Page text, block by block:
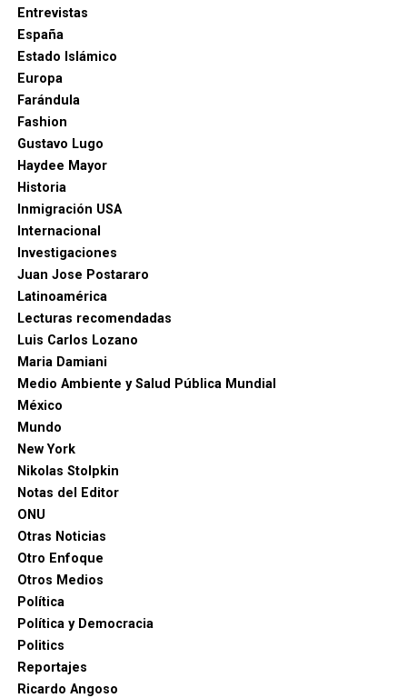
Entrevistas
España
Estado Islámico
Europa
Farándula
Fashion
Gustavo Lugo
Haydee Mayor
Historia
Inmigración USA
Internacional
Investigaciones
Juan Jose Postararo
Latinoamérica
Lecturas recomendadas
Luis Carlos Lozano
Maria Damiani
Medio Ambiente y Salud Pública Mundial
México
Mundo
New York
Nikolas Stolpkin
Notas del Editor
ONU
Otras Noticias
Otro Enfoque
Otros Medios
Política
Política y Democracia
Politics
Reportajes
Ricardo Angoso